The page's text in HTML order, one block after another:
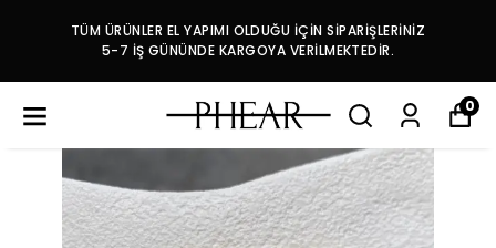
TÜM ÜRÜNLER EL YAPIMI OLDUĞU İÇİN SİPARİŞLERİNİZ
5-7 İŞ GÜNÜNDE KARGOYA VERİLMEKTEDİR.
0